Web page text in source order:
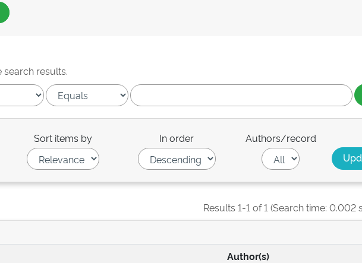
search results.
Sort items by In order Authors/record
Results 1-1 of 1 (Search time: 0.002
Author(s)